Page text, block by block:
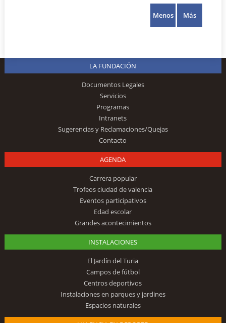
Menos Más
LA FUNDACIÓN
Documentos Legales
Servicios
Programas
Intranets
Sugerencias y Reclamaciones/Quejas
Contacto
AGENDA
Carrera popular
Trofeos ciudad de valencia
Eventos participativos
Edad escolar
Grandes acontecimientos
INSTALACIONES
El Jardín del Turia
Campos de fútbol
Centros deportivos
Instalaciones en parques y jardines
Espacios naturales